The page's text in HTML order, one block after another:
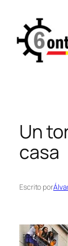
contenido
Un
casa
Escrito por